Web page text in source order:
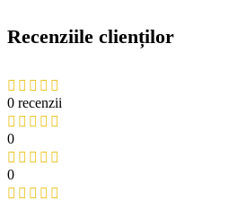
Recenziile clienților
0 recenzii
0
0